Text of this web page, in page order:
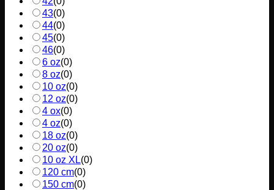
43(0)
44(0)
45(0)
46(0)
6 oz(0)
8 oz(0)
10 oz(0)
12 oz(0)
4 ox(0)
4 oz(0)
18 oz(0)
20 oz(0)
10 oz XL(0)
120 cm(0)
150 cm(0)